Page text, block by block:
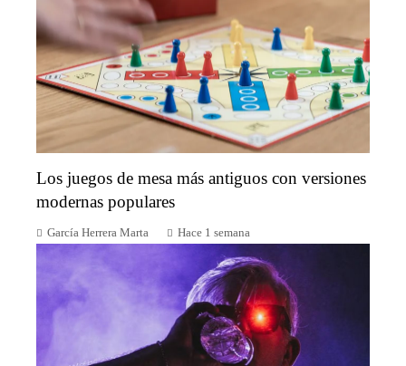
Los juegos de mesa más antiguos con versiones
modernas populares
García Herrera Marta Hace 1 semana